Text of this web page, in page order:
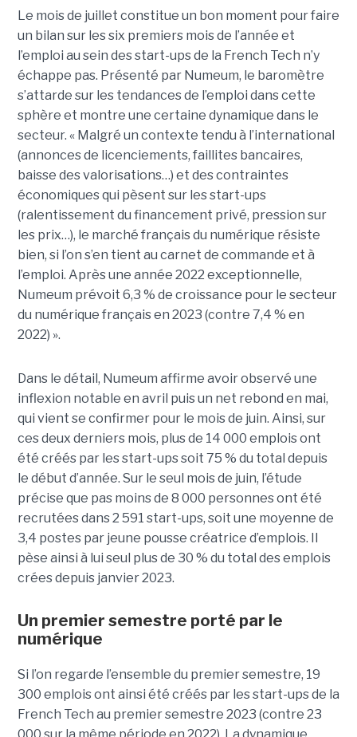
Le mois de juillet constitue un bon moment pour faire
un bilan sur les six premiers mois de l’année et
l’emploi au sein des start-ups de la French Tech n’y
échappe pas. Présenté par Numeum, le baromètre
s’attarde sur les tendances de l’emploi dans cette
sphère et montre une certaine dynamique dans le
secteur. « Malgré un contexte tendu à l’international
(annonces de licenciements, faillites bancaires,
baisse des valorisations…) et des contraintes
économiques qui pèsent sur les start-ups
(ralentissement du financement privé, pression sur
les prix…), le marché français du numérique résiste
bien, si l’on s’en tient au carnet de commande et à
l’emploi. Après une année 2022 exceptionnelle,
Numeum prévoit 6,3 % de croissance pour le secteur
du numérique français en 2023 (contre 7,4 % en
2022) ».
Dans le détail, Numeum affirme avoir observé une
inflexion notable en avril puis un net rebond en mai,
qui vient se confirmer pour le mois de juin. Ainsi, sur
ces deux derniers mois, plus de 14 000 emplois ont
été créés par les start-ups soit 75 % du total depuis
le début d’année. Sur le seul mois de juin, l’étude
précise que pas moins de 8 000 personnes ont été
recrutées dans 2 591 start-ups, soit une moyenne de
3,4 postes par jeune pousse créatrice d’emplois. Il
pèse ainsi à lui seul plus de 30 % du total des emplois
crées depuis janvier 2023.
Un premier semestre porté par le
numérique
Si l’on regarde l’ensemble du premier semestre, 19
300 emplois ont ainsi été créés par les start-ups de la
French Tech au premier semestre 2023 (contre 23